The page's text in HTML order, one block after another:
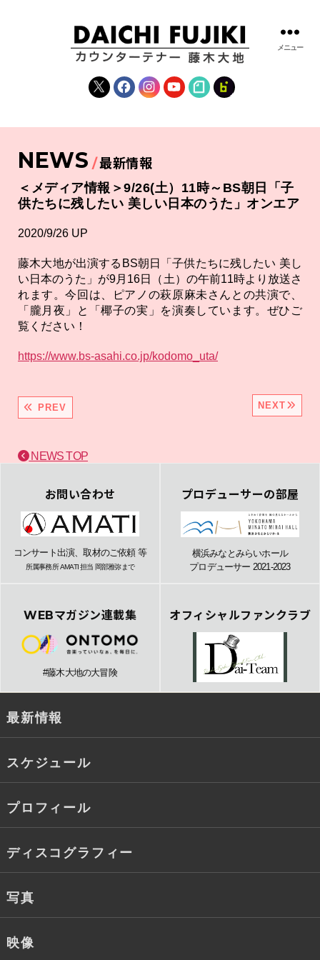
木
大
|
WEBSITE
X FacebookInstagramYouTube
note fanclub
メニュー
NEWS 最新情報
＜メディア情報＞9/26(土）11時～BS朝日「子
供たちに残したい 美しい日本のうた」オンエア
2020/9/26 UP
藤木大地が出演するBS朝日「子供たちに残したい 美し
い日本のうた」が9月16日（土）の午前11時より放送さ
れます。今回は、ピアノの萩原麻未さんとの共演で、
「朧月夜」と「椰子の実」を演奏しています。ぜひご
覧ください！
https://www.bs-asahi.co.jp/kodomo_uta/
PREV NEXT
NEWS TOP
お問い合わせ
コンサート出演、取材のご依頼 等
所属事務所 AMATI 担当 岡部雅弥まで
プロデューサーの部屋
横浜みなとみらいホール
プロデューサー 2021-2023
WEBマガジン連載集
#藤木大地の大冒険
オフィシャルファンクラブ
最新情報
スケジュール
プロフィール
ディスコグラフィー
写真
映像